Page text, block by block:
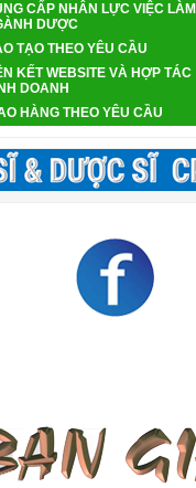
CẤP NHÂN LỰC VIỆC LÀM
DƯỢC
TẠO THEO YÊU CẦU
KẾT WEBSITE VÀ HỢP TÁC
DOANH
HÀNG THEO YÊU CẦU